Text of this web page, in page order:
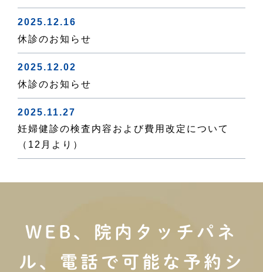
2025.12.16
休診のお知らせ
2025.12.02
休診のお知らせ
2025.11.27
妊婦健診の検査内容および費用改定について
（12月より）
WEB、院内タッチパネ
ル、電話で可能な予約シ